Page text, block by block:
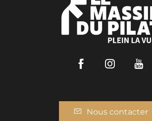
FacebookInstagram
Nous contacter